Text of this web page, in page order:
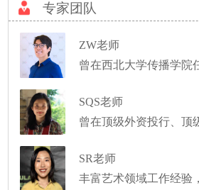
专家团队
ZW老师
SQS老师
SR老师